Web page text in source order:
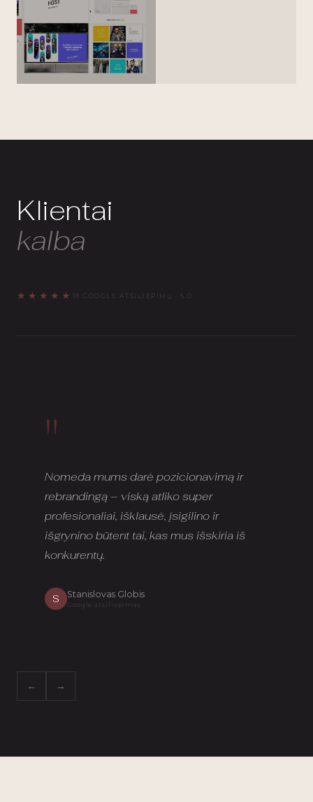
Klientai
kalba
★★★★★ 18 GOOGLE ATSILIEPIMŲ · 5.0
"
Nomeda mums darė pozicionavimą ir
rebrandingą – viską atliko super
profesionaliai, išklausė, įsigilino ir
išgrynino būtent tai, kas mus išskiria iš
konkurentų.
S Stanislovas Globis
Google atsiliepimas
← →